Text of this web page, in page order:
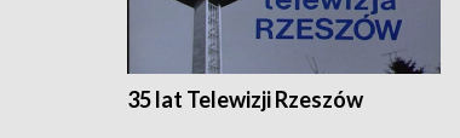
35 lat Telewizji Rzeszów